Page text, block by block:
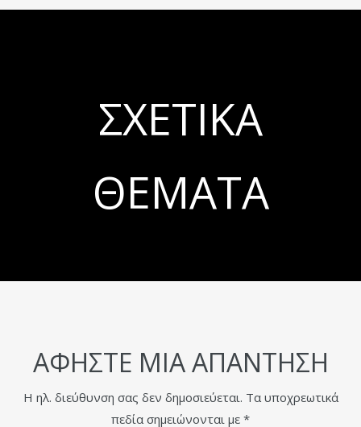
ΣΧΕΤΙΚΆ
ΘΈΜΑΤΑ
ΑΦΉΣΤΕ ΜΙΑ ΑΠΆΝΤΗΣΗ
Η ηλ. διεύθυνση σας δεν δημοσιεύεται. Τα υποχρεωτικά
πεδία σημειώνονται με *